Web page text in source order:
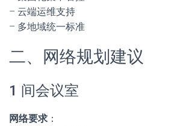
– 云端运维支持
– 多地域统一标准
二、网络规划建议
1 间会议室
网络要求 ：